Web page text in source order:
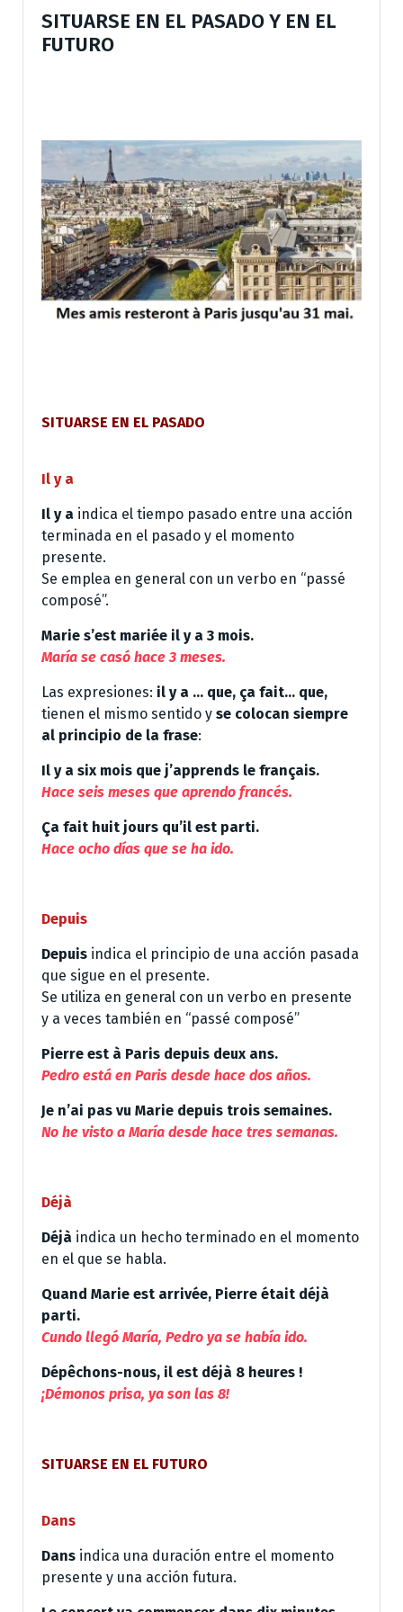
SITUARSE EN EL PASADO Y EN EL
FUTURO
SITUARSE EN EL PASADO
Il y a
Il y a indica el tiempo pasado entre una acción
terminada en el pasado y el momento
presente.
Se emplea en general con un verbo en “passé
composé”.
Marie s’est mariée il y a 3 mois.
María se casó hace 3 meses.
Las expresiones: il y a … que, ça fait… que,
tienen el mismo sentido y se colocan siempre
al principio de la frase:
Il y a six mois que j’apprends le français.
Hace seis meses que aprendo francés.
Ça fait huit jours qu’il est parti.
Hace ocho días que se ha ido.
Depuis
Depuis indica el principio de una acción pasada
que sigue en el presente.
Se utiliza en general con un verbo en presente
y a veces también en “passé composé”
Pierre est à Paris depuis deux ans.
Pedro está en Paris desde hace dos años.
Je n’ai pas vu Marie depuis trois semaines.
No he visto a María desde hace tres semanas.
Déjà
Déjà indica un hecho terminado en el momento
en el que se habla.
Quand Marie est arrivée, Pierre était déjà
parti.
Cundo llegó María, Pedro ya se había ido.
Dépêchons-nous, il est déjà 8 heures !
¡Démonos prisa, ya son las 8!
SITUARSE EN EL FUTURO
Dans
Dans indica una duración entre el momento
presente y una acción futura.